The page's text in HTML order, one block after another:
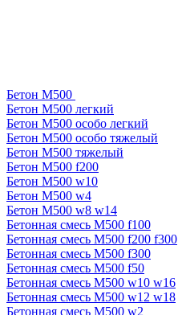
Бетон М500
Бетон М500 легкий
Бетон М500 особо легкий
Бетон М500 особо тяжелый
Бетон М500 тяжелый
Бетон М500 f200
Бетон М500 w10
Бетон М500 w4
Бетон М500 w8 w14
Бетонная смесь М500 f100
Бетонная смесь М500 f200 f300
Бетонная смесь М500 f300
Бетонная смесь М500 f50
Бетонная смесь М500 w10 w16
Бетонная смесь М500 w12 w18
Бетонная смесь М500 w2